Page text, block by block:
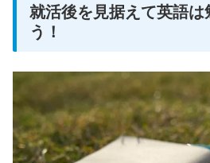
就活後を見据えて英語は
う！